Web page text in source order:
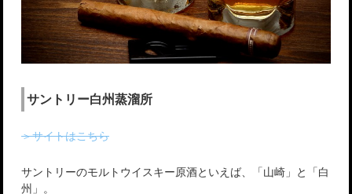
サントリー白州蒸溜所
＞サイトはこちら
サントリーのモルトウイスキー原酒といえば、「山崎」と「白
州」。